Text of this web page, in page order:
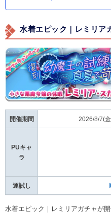
水着エピック｜レミリア
開催期間 2026/8/7(
PUキャ
ラ
運試し
水着エピック｜レミリアガチャが開